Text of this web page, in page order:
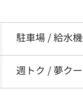
駐車場 / 給水
週トク / 夢ク